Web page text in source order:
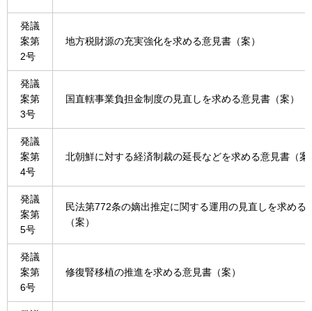
発議
案第
2号
地方税財源の充実強化を求める意見書（案）
発議
案第
3号
国直轄事業負担金制度の見直しを求める意見書（案）
発議
案第
4号
北朝鮮に対する経済制裁の延長などを求める意見書（案
発議
案第
5号
民法第772条の嫡出推定に関する運用の見直しを求める
（案）
発議
案第
6号
修復腎移植の推進を求める意見書（案）